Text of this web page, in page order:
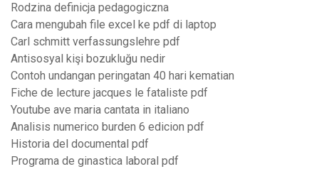
Rodzina definicja pedagogiczna
Cara mengubah file excel ke pdf di laptop
Carl schmitt verfassungslehre pdf
Antisosyal kişi bozukluğu nedir
Contoh undangan peringatan 40 hari kematian
Fiche de lecture jacques le fataliste pdf
Youtube ave maria cantata in italiano
Analisis numerico burden 6 edicion pdf
Historia del documental pdf
Programa de ginastica laboral pdf